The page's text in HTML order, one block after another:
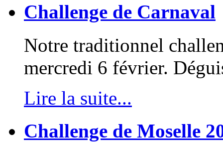
Challenge de Carnaval
Notre traditionnel
mercredi 6 février.
Lire la suite...
Challenge de Moselle